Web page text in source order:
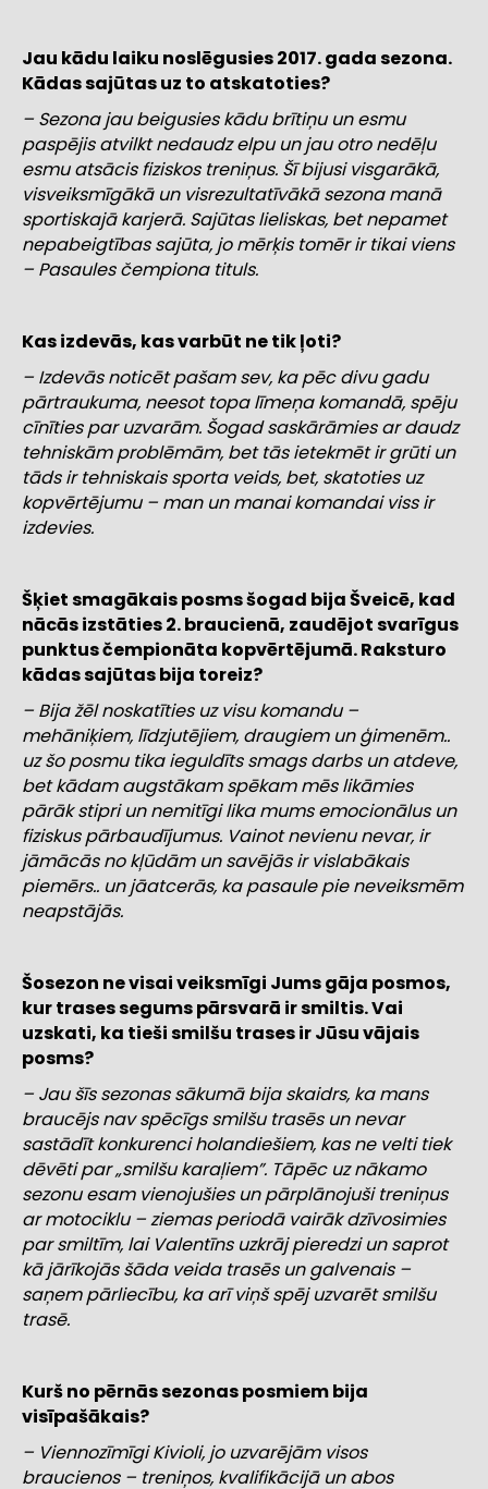
Jau kādu laiku noslēgusies 2017. gada sezona.
Kādas sajūtas uz to atskatoties?
– Sezona jau beigusies kādu brītiņu un esmu
paspējis atvilkt nedaudz elpu un jau otro nedēļu
esmu atsācis fiziskos treniņus. Šī bijusi visgarākā,
visveiksmīgākā un visrezultatīvākā sezona manā
sportiskajā karjerā. Sajūtas lieliskas, bet nepamet
nepabeigtības sajūta, jo mērķis tomēr ir tikai viens
– Pasaules čempiona tituls.
Kas izdevās, kas varbūt ne tik ļoti?
– Izdevās noticēt pašam sev, ka pēc divu gadu
pārtraukuma, neesot topa līmeņa komandā, spēju
cīnīties par uzvarām. Šogad saskārāmies ar daudz
tehniskām problēmām, bet tās ietekmēt ir grūti un
tāds ir tehniskais sporta veids, bet, skatoties uz
kopvērtējumu – man un manai komandai viss ir
izdevies.
Šķiet smagākais posms šogad bija Šveicē, kad
nācās izstāties 2. braucienā, zaudējot svarīgus
punktus čempionāta kopvērtējumā. Raksturo
kādas sajūtas bija toreiz?
– Bija žēl noskatīties uz visu komandu –
mehāniķiem, līdzjutējiem, draugiem un ģimenēm..
uz šo posmu tika ieguldīts smags darbs un atdeve,
bet kādam augstākam spēkam mēs likāmies
pārāk stipri un nemitīgi lika mums emocionālus un
fiziskus pārbaudījumus. Vainot nevienu nevar, ir
jāmācās no kļūdām un savējās ir vislabākais
piemērs.. un jāatcerās, ka pasaule pie neveiksmēm
neapstājās.
Šosezon ne visai veiksmīgi Jums gāja posmos,
kur trases segums pārsvarā ir smiltis. Vai
uzskati, ka tieši smilšu trases ir Jūsu vājais
posms?
– Jau šīs sezonas sākumā bija skaidrs, ka mans
braucējs nav spēcīgs smilšu trasēs un nevar
sastādīt konkurenci holandiešiem, kas ne velti tiek
dēvēti par „smilšu karaļiem”. Tāpēc uz nākamo
sezonu esam vienojušies un pārplānojuši treniņus
ar motociklu – ziemas periodā vairāk dzīvosimies
par smiltīm, lai Valentīns uzkrāj pieredzi un saprot
kā jārīkojās šāda veida trasēs un galvenais –
saņem pārliecību, ka arī viņš spēj uzvarēt smilšu
trasē.
Kurš no pērnās sezonas posmiem bija
visīpašākais?
– Viennozīmīgi Kivioli, jo uzvarējām visos
braucienos – treniņos, kvalifikācijā un abos